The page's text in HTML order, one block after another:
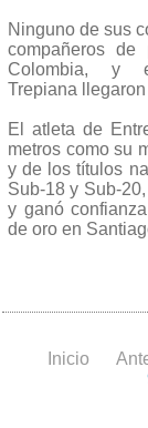
Ninguno de sus
compañeros de
Colombia, y
Trepiana
El atleta de
metros como su
y de los títulos
Sub-18 y Sub-
y ganó
de oro en
Inicio